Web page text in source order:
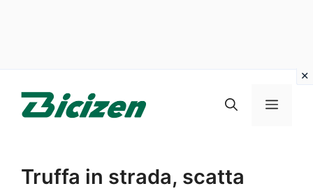
Menu
Truffa in strada, scatta